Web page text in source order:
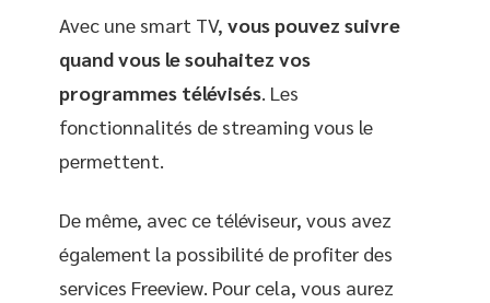
Avec une smart TV, vous pouvez suivre
quand vous le souhaitez vos
programmes télévisés. Les
fonctionnalités de streaming vous le
permettent.
De même, avec ce téléviseur, vous avez
également la possibilité de profiter des
services Freeview. Pour cela, vous aurez